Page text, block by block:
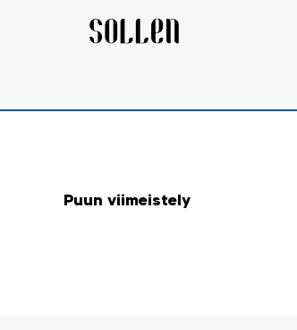
Puun viimeistely